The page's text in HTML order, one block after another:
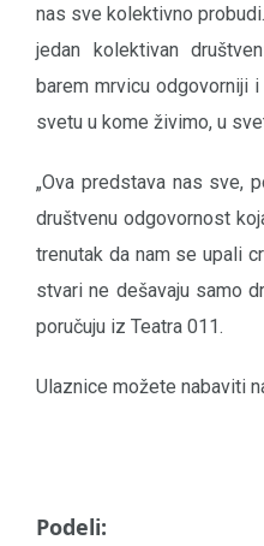
nas sve kolektivno
jedan kolektivan
barem mrvicu odgovorniji
svetu u kome živimo, u
„Ova predstava nas sve,
društvenu odgovornost
trenutak da nam se upali
stvari ne dešavaju samo
poručuju iz Teatra 011.
Ulaznice možete nabaviti
Podeli: